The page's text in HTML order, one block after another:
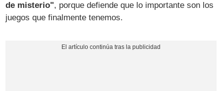
de misterio", porque defiende que lo importante son los
juegos que finalmente tenemos.